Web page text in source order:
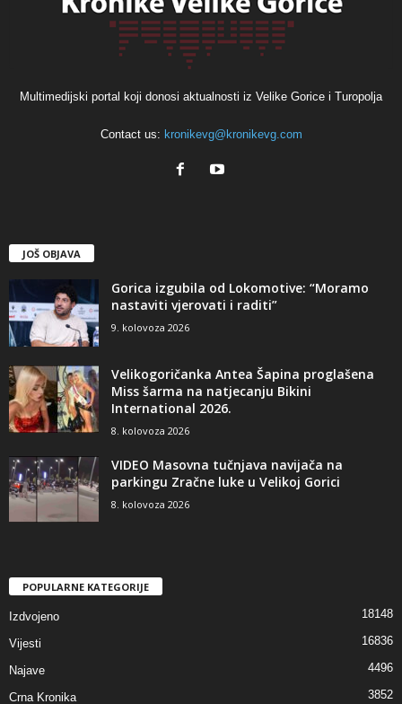
Multimedijski portal koji donosi aktualnosti iz Velike Gorice i Turopolja
Contact us: kronikevg@kronikevg.com
JOŠ OBJAVA
Gorica izgubila od Lokomotive: “Moramo
nastaviti vjerovati i raditi”
9. kolovoza 2026
Velikogoričanka Antea Šapina proglašena
Miss šarma na natjecanju Bikini
International 2026.
8. kolovoza 2026
VIDEO Masovna tučnjava navijača na
parkingu Zračne luke u Velikoj Gorici
8. kolovoza 2026
POPULARNE KATEGORIJE
Izdvojeno 18148
Vijesti 16836
Najave 4496
Crna Kronika 3852